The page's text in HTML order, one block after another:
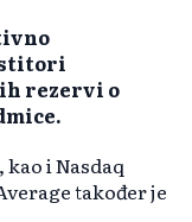
rezervi o
i Nasdaq
također je